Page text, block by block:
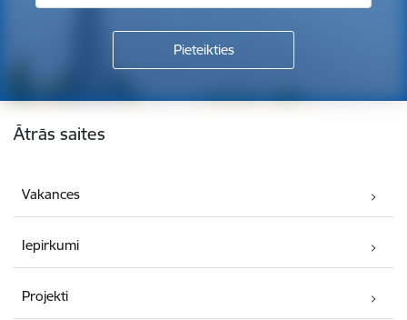
Kājene
Ātrās saites
Vakances
Iepirkumi
Projekti